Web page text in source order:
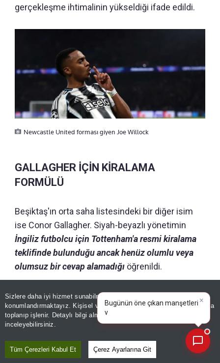
Sizlere daha iyi hizmet sunabilmek adına sitemizde
konumlandırmaktayız. Kişisel verileriniz, KVKK ve GDPR kapsamında
toplanıp işlenir. Detaylı bilgi almak için
inceleyebilirsiniz.
Tüm Çerezleri Kabul Et Çerez Ayarlarına Git
gerçekleşme ihtimalinin yükseldiği ifade edildi.
Newcastle United forması giyen Joe Willock
GALLAGHER İÇİN KİRALAMA
FORMÜLÜ
Beşiktaş'ın orta saha listesindeki bir diğer isim
ise Conor Gallagher. Siyah-beyazlı yönetimin
İngiliz futbolcu için Tottenham'a resmi kiralama
teklifinde bulunduğu ancak henüz olumlu veya
olumsuz bir cevap alamadığı öğrenildi.
GÜNÜN ÖZETİ ×
Bugünün öne çıkan manşetleri
ve gelişmeleri neler?